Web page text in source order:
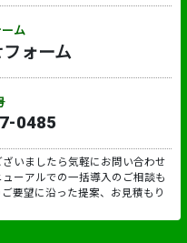
ム
ォーム
0485
いましたら気軽にお問い合わせ
ーアルでの一括導入のご相談も
要望に沿った提案、お見積もり